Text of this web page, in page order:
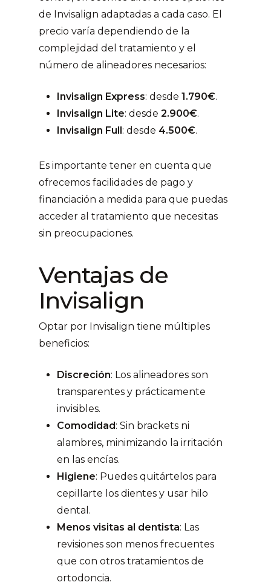
de Invisalign adaptadas a cada caso. El
precio varía dependiendo de la
complejidad del tratamiento y el
número de alineadores necesarios:
Invisalign Express: desde 1.790€.
Invisalign Lite: desde 2.900€.
Invisalign Full: desde 4.500€.
Es importante tener en cuenta que
ofrecemos facilidades de pago y
financiación a medida para que puedas
acceder al tratamiento que necesitas
sin preocupaciones.
Ventajas de
Invisalign
Optar por Invisalign tiene múltiples
beneficios:
Discreción: Los alineadores son
transparentes y prácticamente
invisibles.
Comodidad: Sin brackets ni
alambres, minimizando la irritación
en las encías.
Higiene: Puedes quitártelos para
cepillarte los dientes y usar hilo
dental.
Menos visitas al dentista: Las
revisiones son menos frecuentes
que con otros tratamientos de
ortodoncia.